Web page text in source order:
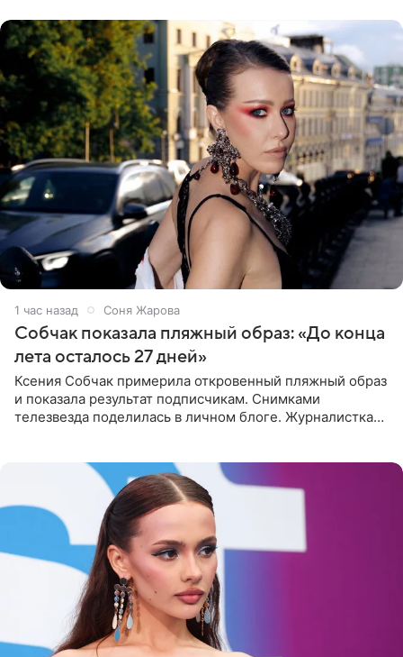
1 час назад Соня Жарова
Собчак показала пляжный образ: «До конца
лета осталось 27 дней»
Ксения Собчак примерила откровенный пляжный образ
и показала результат подписчикам. Снимками
телезвезда поделилась в личном блоге. Журналистка